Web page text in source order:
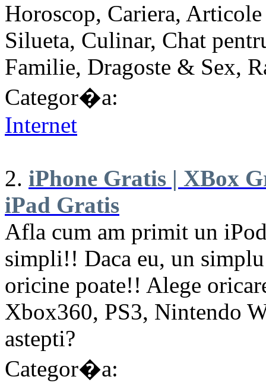
Horoscop, Cariera,
Silueta, Culinar, Chat
Familie, Dragoste & Sex,
Categor�a:
Internet
2. iPhone Gratis | XBox
iPad Gratis
Afla cum am primit un
simpli!! Daca eu, un
oricine poate!! Alege
Xbox360, PS3, Nintendo
astepti?
Categor�a: